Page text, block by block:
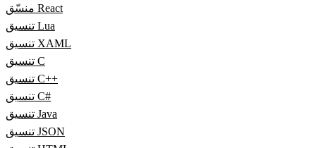
منسّق React
تنسيق Lua
تنسيق XAML
تنسيق C
تنسيق C++
تنسيق C#
تنسيق Java
تنسيق JSON